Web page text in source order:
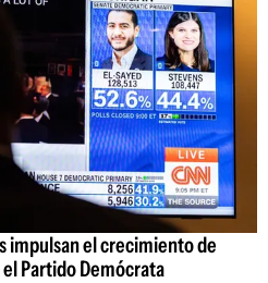
impulsan el crecimiento de
Partido Demócrata